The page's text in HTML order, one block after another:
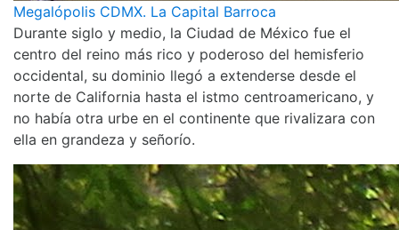
Megalópolis CDMX. La Capital Barroca
Durante siglo y medio, la Ciudad de México fue el
centro del reino más rico y poderoso del hemisferio
occidental, su dominio llegó a extenderse desde el
norte de California hasta el istmo centroamericano, y
no había otra urbe en el continente que rivalizara con
ella en grandeza y señorío.